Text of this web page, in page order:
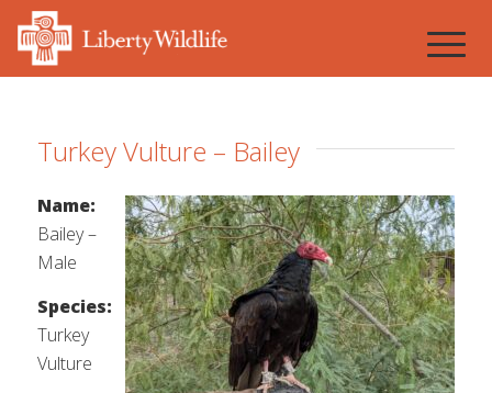
Turkey Vulture – Bailey
Name:
Bailey –
Male
Species:
Turkey
Vulture